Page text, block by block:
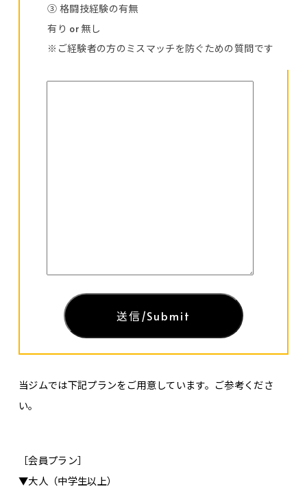
③ 格闘技経験の有無
有り or 無し
※ご経験者の方のミスマッチを防ぐための質問です
当ジムでは下記プランをご用意しています。ご参考くださ
い。
［会員プラン］
▼大人（中学生以上）